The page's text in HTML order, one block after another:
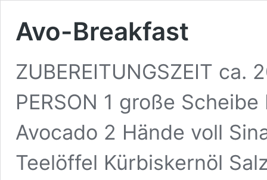
Avo-Breakfast
ZUBEREITUNGSZEIT ca.
PERSON 1 große
Avocado 2 Hände voll
Teelöffel Kürbiskernöl